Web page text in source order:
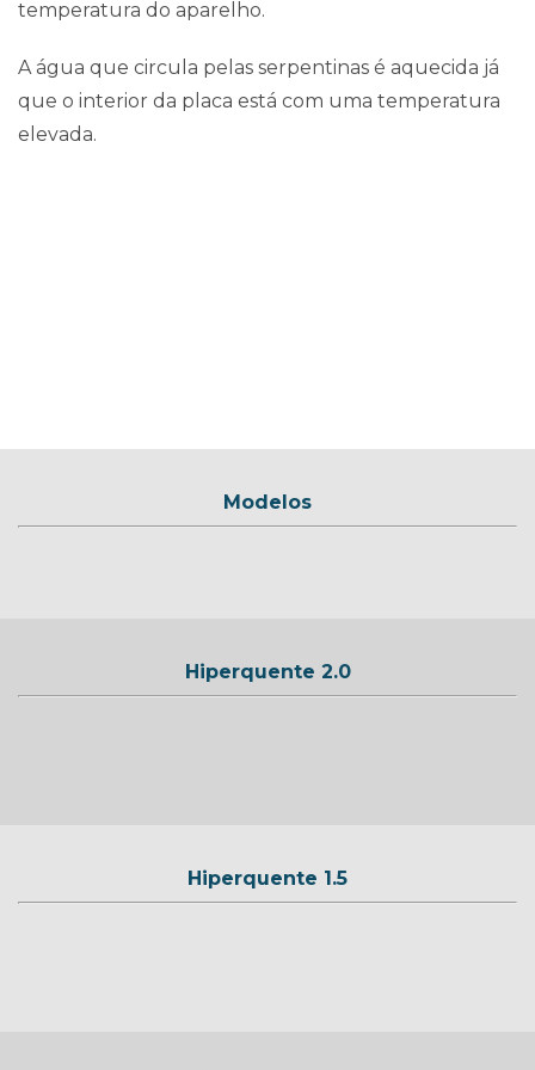
temperatura do aparelho.
A água que circula pelas serpentinas é aquecida já
que o interior da placa está com uma temperatura
elevada.
Modelos
Hiperquente 2.0
Hiperquente 1.5